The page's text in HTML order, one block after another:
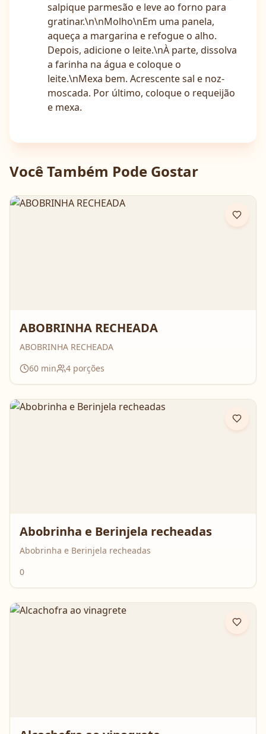
salpique parmesão e leve ao forno para
gratinar.\n\nMolho\nEm uma panela,
aqueça a margarina e refogue o alho.
Depois, adicione o leite.\nÀ parte, dissolva
a farinha na água e coloque o
leite.\nMexa bem. Acrescente sal e noz-
moscada. Por último, coloque o requeijão
e mexa.
Você Também Pode Gostar
ABOBRINHA RECHEADA
ABOBRINHA RECHEADA
60 min 4 porções
Abobrinha e Berinjela recheadas
Abobrinha e Berinjela recheadas
0